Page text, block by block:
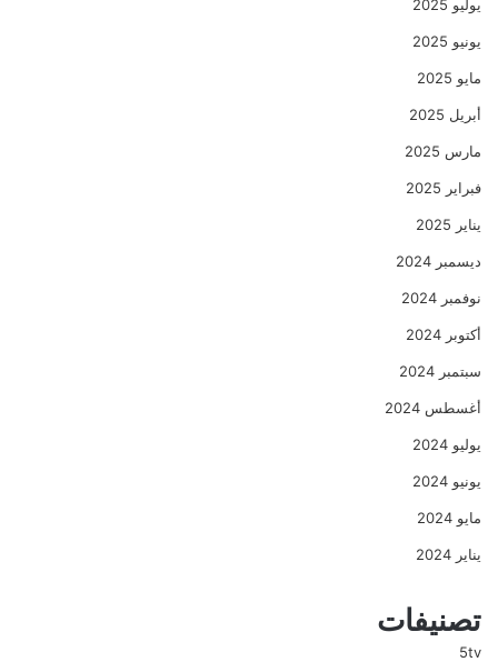
يوليو 2025
يونيو 2025
مايو 2025
أبريل 2025
مارس 2025
فبراير 2025
يناير 2025
ديسمبر 2024
نوفمبر 2024
أكتوبر 2024
سبتمبر 2024
أغسطس 2024
يوليو 2024
يونيو 2024
مايو 2024
يناير 2024
تصنيفات
5tv